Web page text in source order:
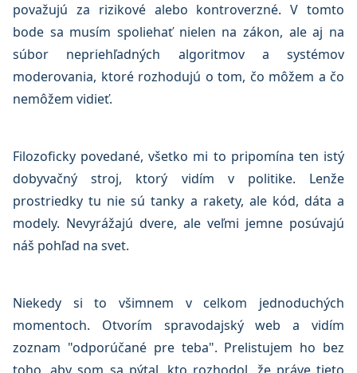
považujú za rizikové alebo kontroverzné. V tomto
bode sa musím spoliehať nielen na zákon, ale aj na
súbor nepriehľadných algoritmov a systémov
moderovania, ktoré rozhodujú o tom, čo môžem a čo
nemôžem vidieť.
Filozoficky povedané, všetko mi to pripomína ten istý
dobyvačný stroj, ktorý vidím v politike. Lenže
prostriedky tu nie sú tanky a rakety, ale kód, dáta a
modely. Nevyrážajú dvere, ale veľmi jemne posúvajú
náš pohľad na svet.
Niekedy si to všimnem v celkom jednoduchých
momentoch. Otvorím spravodajský web a vidím
zoznam "odporúčané pre teba". Prelistujem ho bez